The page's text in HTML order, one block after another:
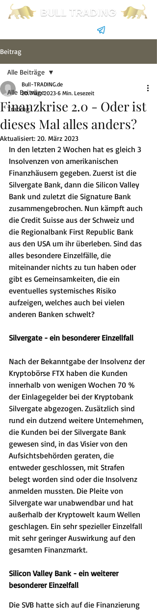
Beitrag
Alle Beiträge
Trading
Alle Beiträge
Finanzkrise 2.0 - Oder ist
dieses Mal alles anders?
Bull-TRADING.de
20. März 2023 6 Min. Lesezeit
Aktualisiert: 20. März 2023
In den letzten 2 Wochen hat es gleich 3
Insolvenzen von amerikanischen
Finanzhäusern gegeben. Zuerst ist die
Silvergate Bank, dann die Silicon Valley
Bank und zuletzt die Signature Bank
zusammengebrochen. Nun kämpft auch
die Credit Suisse aus der Schweiz und
die Regionalbank First Republic Bank
aus den USA um ihr überleben. Sind das
alles besondere Einzelfälle, die
miteinander nichts zu tun haben oder
gibt es Gemeinsamkeiten, die ein
eventuelles systemisches Risiko
aufzeigen, welches auch bei vielen
anderen Banken schwelt?
Silvergate - ein besonderer Einzellfall
Nach der Bekanntgabe der Insolvenz der
Kryptobörse FTX haben die Kunden
innerhalb von wenigen Wochen 70 %
der Einlagegelder bei der Kryptobank
Silvergate abgezogen. Zusätzlich sind
rund ein dutzend weitere Unternehmen,
die Kunden bei der Silvergate Bank
gewesen sind, in das Visier von den
Aufsichtsbehörden geraten, die
entweder geschlossen, mit Strafen
belegt worden sind oder die Insolvenz
anmelden mussten. Die Pleite von
Silvergate war unabwendbar und hat
außerhalb der Kryptowelt kaum Wellen
geschlagen. Ein sehr spezieller Einzelfall
mit sehr geringer Auswirkung auf den
gesamten Finanzmarkt.
Silicon Valley Bank - ein weiterer
besonderer Einzelfall
Die SVB hatte sich auf die Finanzierung